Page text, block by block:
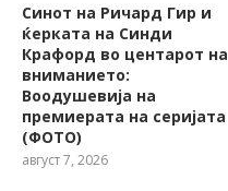
Синот на Ричард Гир и
ќерката на Синди
Крафорд во центарот на
вниманието:
Воодушевија на
премиерата на серијата
(ФОТО)
август 7, 2026